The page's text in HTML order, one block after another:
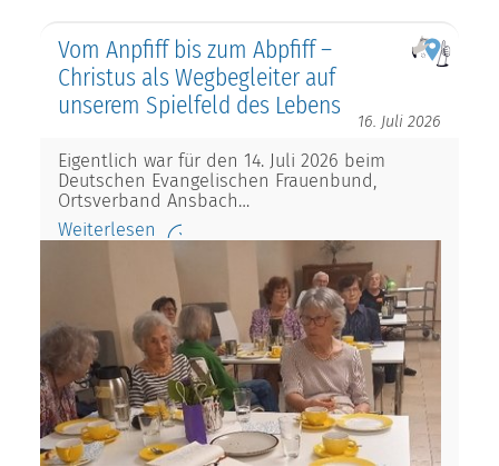
Vom Anpfiff bis zum Abpfiff –
Christus als Wegbegleiter auf
unserem Spielfeld des Lebens
16. Juli 2026
Eigentlich war für den 14. Juli 2026 beim
Deutschen Evangelischen Frauenbund,
Ortsverband Ansbach…
Weiterlesen